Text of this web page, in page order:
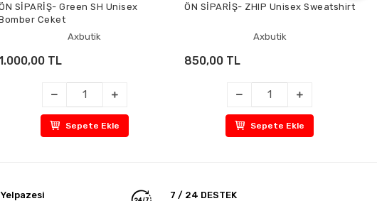
SİPARİŞ- Green SH Unisex
Ceket
Axbutik
TL
Sepete Ekle
ÖN SİPARİŞ- ZHIP Unisex Sweatshirt
Axbutik
850,00 TL
Sepete Ekle
7 / 24 DESTEK